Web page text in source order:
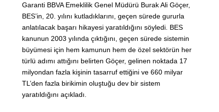
Garanti BBVA Emeklilik Genel Müdürü Burak Ali Göçer,
BES’in, 20. yılını kutladıklarını, geçen sürede gururla
anlatılacak başarı hikayesi yaratıldığını söyledi. BES
kanunun 2003 yılında çıktığını, geçen sürede sistemin
büyümesi için hem kamunun hem de özel sektörün her
türlü adımı attığını belirten Göçer, gelinen noktada 17
milyondan fazla kişinin tasarruf ettiğini ve 660 milyar
TL’den fazla birikimin oluştuğu dev bir sistem
yaratıldığını açıkladı.